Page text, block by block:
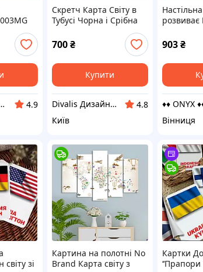
картки
💙💎
4.9
Скретч Карта Світу в
Тубусі Чорна і Срібна
Карта з Прапорами і
Містами
700₴
Купити
Divalis Дизайнерські скретч постери та ігри
4.8
Київ
розвиває
світу
картки з
карта
школи
903 ₴
♦♦ ONYX
Вінниця
світу зі
Картина на полотні No
Brand Карта світу з
Картки
‘‘Прапори